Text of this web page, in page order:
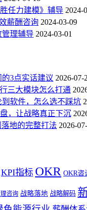
任力建模》辅导 2024-
薪酬咨询 2024-03-09
管理辅导 2024-03-01
3点实话建议 2026-07-
三大模块怎么打通
软件，怎么选不踩坑
，让战略真正下沉
地的完整打法 2026-
KPI指标 OKR OKR咨
咨询 战略落地 战略解码